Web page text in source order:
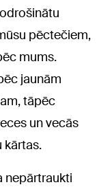
pēctečiem,
mums.
jaunām
tāpēc
un vecās
kārtas.
nepārtraukti